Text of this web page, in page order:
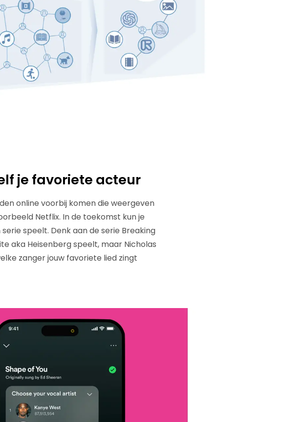
je favoriete acteur
online voorbij komen die weergeven
Netflix. In de toekomst kun je
speelt. Denk aan de serie Breaking
aka Heisenberg speelt, maar Nicholas
zanger jouw favoriete lied zingt